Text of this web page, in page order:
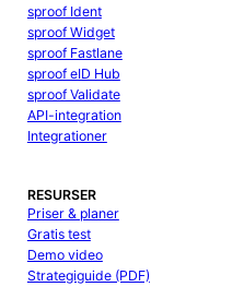
sproof Ident
sproof Widget
sproof Fastlane
sproof eID Hub
sproof Validate
API-integration
Integrationer
RESURSER
Priser & planer
Gratis test
Demo video
Strategiguide (PDF)